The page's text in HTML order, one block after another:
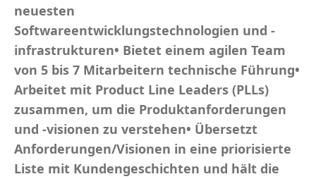
neuesten
Softwareentwicklungstechnologien und -
infrastrukturen• Bietet einem agilen Team
von 5 bis 7 Mitarbeitern technische Führung•
Arbeitet mit Product Line Leaders (PLLs)
zusammen, um die Produktanforderungen
und -visionen zu verstehen• Übersetzt
Anforderungen/Visionen in eine priorisierte
Liste mit Kundengeschichten und hält die